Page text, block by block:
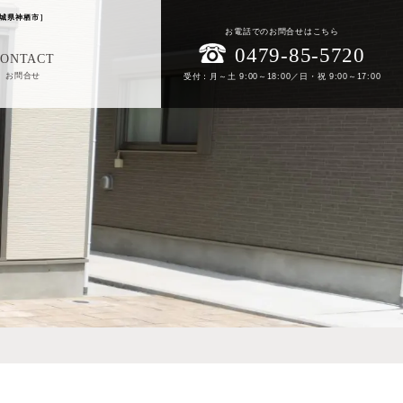
県神栖市］
お問合せ
お電話でのお問合せはこちら
0479-85-5720
受付：月～土 9:00～18:00／日・祝 9:00～17:00